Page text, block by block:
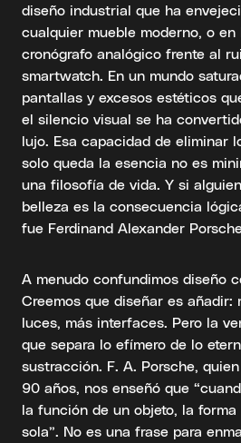
diseño industrial que ha
cualquier mueble moderno, o
cronógrafo analógico frente al
smartwatch. En un mundo
pantallas y excesos estéticos
el silencio visual se ha
lujo. Esa capacidad de eliminar
solo queda la esencia no es
una filosofía de vida. Y si
belleza es la consecuencia
fue Ferdinand Alexander
A menudo confundimos diseño
Creemos que diseñar es añadir:
luces, más interfaces. Pero la
que separa lo efímero de lo
sustracción. F. A. Porsche,
90 años, nos enseñó que
la función de un objeto, la
sola”. No es una frase para